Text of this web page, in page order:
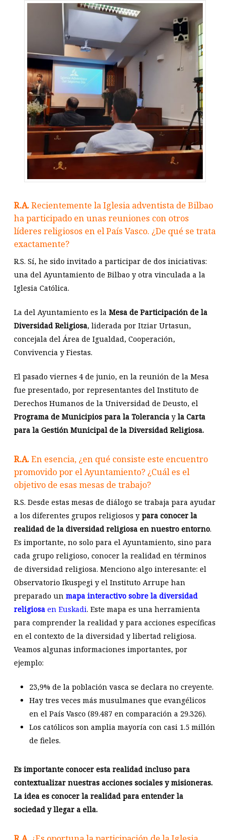
R.A.Recientemente la Iglesia adventista de Bilbao
ha participado en unas reuniones con otros
líderes religiosos en el País Vasco. ¿De qué se trata
exactamente?
R.S. Sí, he sido invitado a participar de dos iniciativas:
una del Ayuntamiento de Bilbao y otra vinculada a la
Iglesia Católica.
La del Ayuntamiento es la Mesa de Participación de la
Diversidad Religiosa, liderada por Itziar Urtasun,
concejala del Área de Igualdad, Cooperación,
Convivencia y Fiestas.
El pasado viernes 4 de junio, en la reunión de la Mesa
fue presentado, por representantes del Instituto de
Derechos Humanos de la Universidad de Deusto, el
Programa de Municipios para la Tolerancia yla Carta
para la Gestión Municipal de la Diversidad Religiosa.
R.A.En esencia, ¿en qué consiste este encuentro
promovido por el Ayuntamiento? ¿Cuál es el
objetivo de esas mesas de trabajo?
R.S. Desde estas mesas de diálogo se trabaja para ayudar
a los diferentes grupos religiosos y para conocer la
realidad de la diversidad religiosa en nuestro entorno.
Es importante, no solo para el Ayuntamiento, sino para
cada grupo religioso, conocer la realidad en términos
de diversidad religiosa. Menciono algo interesante: el
Observatorio Ikuspegi y el Instituto Arrupe han
preparado un mapa interactivo sobre la diversidad
religiosaen Euskadi. Este mapa es una herramienta
para comprender la realidad y para acciones específicas
en el contexto de la diversidad y libertad religiosa.
Veamos algunas informaciones importantes, por
ejemplo:
23,9% de la población vasca se declara no creyente.
Hay tres veces más musulmanes que evangélicos
en el País Vasco (89.487 en comparación a 29.326).
Los católicos son amplia mayoría con casi 1.5 millón
de fieles.
Es importante conocer esta realidad incluso para
contextualizar nuestras acciones sociales y misioneras.
La idea es conocer la realidad para entender la
sociedad y llegar a ella.